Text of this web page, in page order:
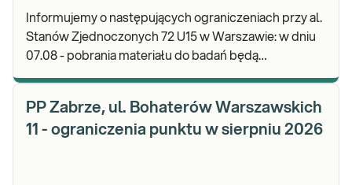
Informujemy o następujących ograniczeniach przy al.
Stanów Zjednoczonych 72 U15 w Warszawie: w dniu
07.08 - pobrania materiału do badań będą
PP Zabrze, ul. Bohaterów Warszawskich
11 - ograniczenia punktu w sierpniu 2026